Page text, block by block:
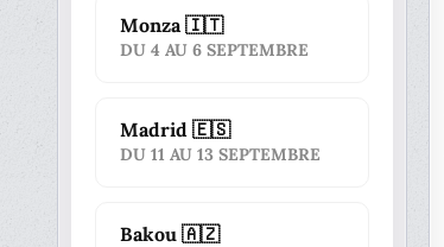
Monza 🇮🇹
DU 4 AU 6 SEPTEMBRE
Madrid 🇪🇸
DU 11 AU 13 SEPTEMBRE
Bakou 🇦🇿